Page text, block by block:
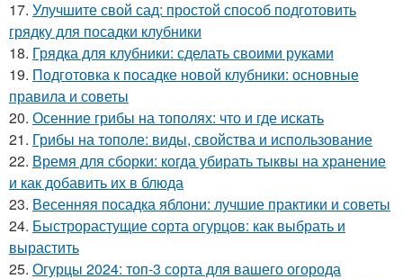
17. Улучшите свой сад: простой способ подготовить
грядку для посадки клубники
18. Грядка для клубники: сделать своими руками
19. Подготовка к посадке новой клубники: основные
правила и советы
20. Осенние грибы на тополях: что и где искать
21. Грибы на тополе: виды, свойства и использование
22. Время для сборки: когда убирать тыквы на хранение
и как добавить их в блюда
23. Весенняя посадка яблони: лучшие практики и советы
24. Быстрорастущие сорта огурцов: как выбрать и
вырастить
25. Огурцы 2024: топ-3 сорта для вашего огорода